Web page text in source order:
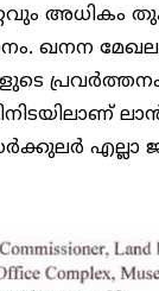
അധികം
ഖനന
എല്ലാ